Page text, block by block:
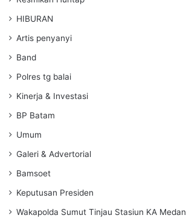
HIBURAN
Artis penyanyi
Band
Polres tg balai
Kinerja & Investasi
BP Batam
Umum
Galeri & Advertorial
Bamsoet
Keputusan Presiden
Wakapolda Sumut Tinjau Stasiun KA Medan